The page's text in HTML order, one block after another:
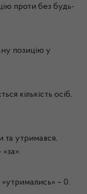
проти без будь-
позицію у
кількість осіб,
та утримався,
«утримались» – 0.